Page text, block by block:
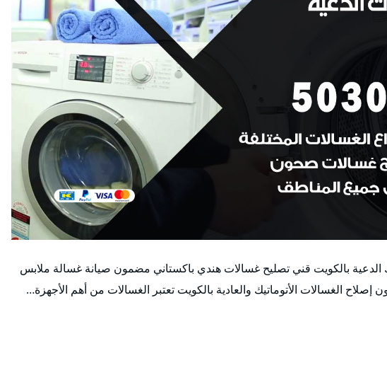
الدعية بالكويت قني تصليح غسالات هندي باكستاني مضمون صيانة غسالة ملابس
الغسالات الأتوماتيك والعادية بالكويت تعتبر الغسالات من أهم الأجهزة…